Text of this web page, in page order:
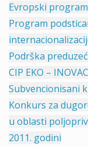
Evropski
Program
Podrška
CIP EKO –
Subvencionisani
Konkurs za
u oblasti
2011. godini